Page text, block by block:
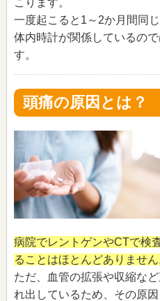
一度起こると1～2か月間同
体内時計が関係しているの
す。
頭痛の原因とは？
病院でレントゲンやCTで検
ることはほとんどありません
ただ、血管の拡張や収縮な
れ出しているため、その原